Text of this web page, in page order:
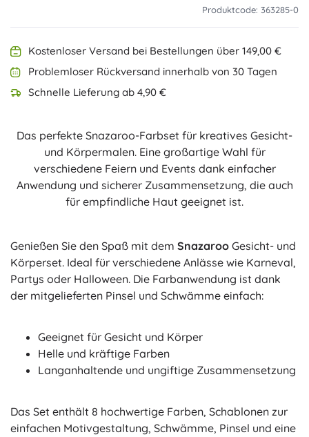
Produktcode: 363285-0
Kostenloser Versand bei Bestellungen über 149,00 €
Problemloser Rückversand innerhalb von 30 Tagen
Schnelle Lieferung ab 4,90 €
Das perfekte Snazaroo-Farbset für kreatives Gesicht-
und Körpermalen. Eine großartige Wahl für
verschiedene Feiern und Events dank einfacher
Anwendung und sicherer Zusammensetzung, die auch
für empfindliche Haut geeignet ist.
Genießen Sie den Spaß mit dem Snazaroo Gesicht- und
Körperset. Ideal für verschiedene Anlässe wie Karneval,
Partys oder Halloween. Die Farbanwendung ist dank
der mitgelieferten Pinsel und Schwämme einfach:
Geeignet für Gesicht und Körper
Helle und kräftige Farben
Langanhaltende und ungiftige Zusammensetzung
Das Set enthält 8 hochwertige Farben, Schablonen zur
einfachen Motivgestaltung, Schwämme, Pinsel und eine